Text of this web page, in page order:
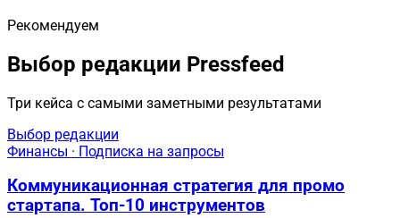
Рекомендуем
Выбор редакции Pressfeed
Три кейса с самыми заметными результатами
Выбор редакции
Финансы · Подписка на запросы
Коммуникационная стратегия для промо
стартапа. Топ-10 инструментов